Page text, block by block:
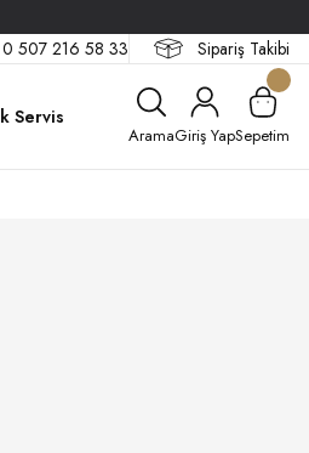
0 507 216 58 33 Sipariş Takibi
Servis
AramaGiriş YapSepetim